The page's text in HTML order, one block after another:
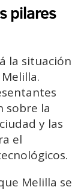
pilares
la situación
sobre la
y las
el
Melilla se